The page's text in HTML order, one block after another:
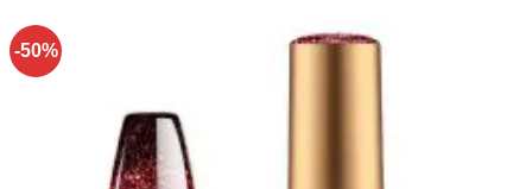
-50%